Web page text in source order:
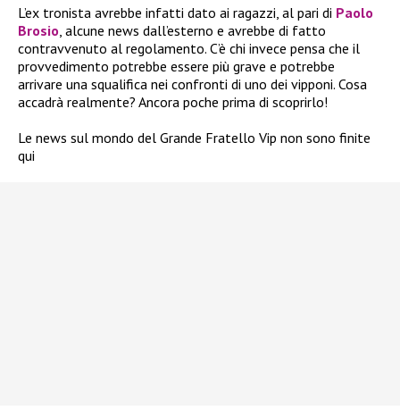
L’ex tronista avrebbe infatti dato ai ragazzi, al pari di Paolo
Brosio, alcune news dall’esterno e avrebbe di fatto
contravvenuto al regolamento. C’è chi invece pensa che il
provvedimento potrebbe essere più grave e potrebbe
arrivare una squalifica nei confronti di uno dei vipponi. Cosa
accadrà realmente? Ancora poche prima di scoprirlo!
Le news sul mondo del Grande Fratello Vip non sono finite
qui